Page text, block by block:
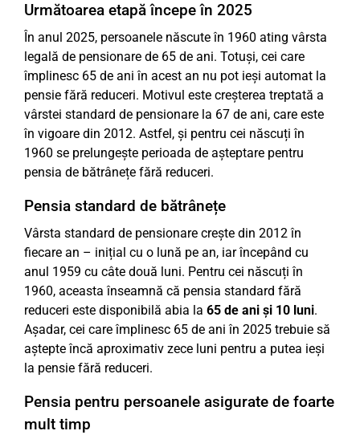
Următoarea etapă începe în 2025
În anul 2025, persoanele născute în 1960 ating vârsta
legală de pensionare de 65 de ani. Totuși, cei care
împlinesc 65 de ani în acest an nu pot ieși automat la
pensie fără reduceri. Motivul este creșterea treptată a
vârstei standard de pensionare la 67 de ani, care este
în vigoare din 2012. Astfel, și pentru cei născuți în
1960 se prelungește perioada de așteptare pentru
pensia de bătrânețe fără reduceri.
Pensia standard de bătrânețe
Vârsta standard de pensionare crește din 2012 în
fiecare an – inițial cu o lună pe an, iar începând cu
anul 1959 cu câte două luni. Pentru cei născuți în
1960, aceasta înseamnă că pensia standard fără
reduceri este disponibilă abia la 65 de ani și 10 luni.
Așadar, cei care împlinesc 65 de ani în 2025 trebuie să
aștepte încă aproximativ zece luni pentru a putea ieși
la pensie fără reduceri.
Pensia pentru persoanele asigurate de foarte
mult timp